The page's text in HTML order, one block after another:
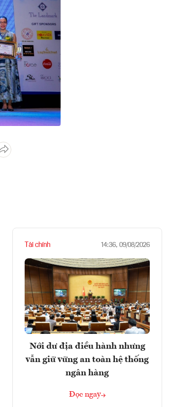
Tài chính 14:36, 09/08/2026
Nới dư địa điều hành nhưng
vẫn giữ vững an toàn hệ thống
ngân hàng
Đọc ngay